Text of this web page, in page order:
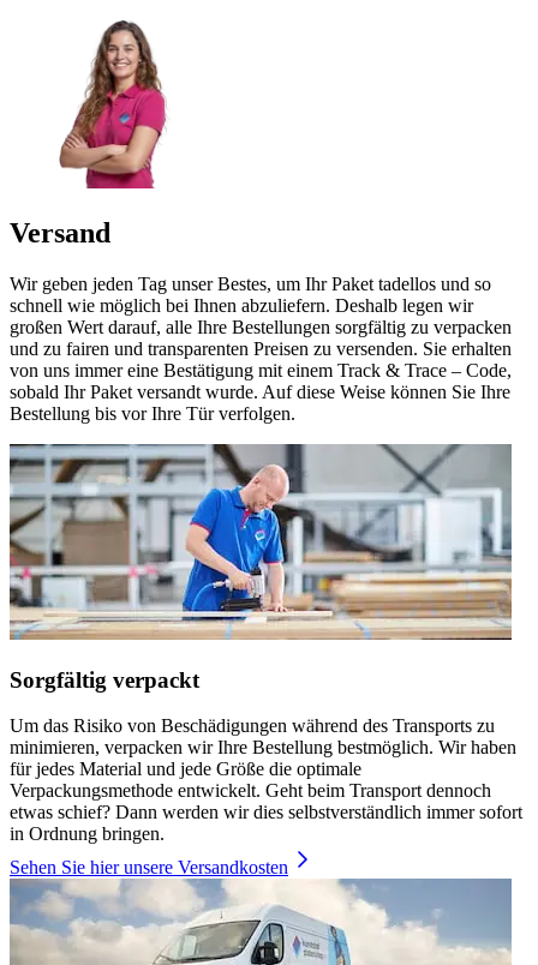
Versand
Wir geben jeden Tag unser Bestes, um Ihr Paket tadellos und so
schnell wie möglich bei Ihnen abzuliefern. Deshalb legen wir
großen Wert darauf, alle Ihre Bestellungen sorgfältig zu verpacken
und zu fairen und transparenten Preisen zu versenden. Sie erhalten
von uns immer eine Bestätigung mit einem Track & Trace – Code,
sobald Ihr Paket versandt wurde. Auf diese Weise können Sie Ihre
Bestellung bis vor Ihre Tür verfolgen.
Sorgfältig verpackt
Um das Risiko von Beschädigungen während des Transports zu
minimieren, verpacken wir Ihre Bestellung bestmöglich. Wir haben
für jedes Material und jede Größe die optimale
Verpackungsmethode entwickelt. Geht beim Transport dennoch
etwas schief? Dann werden wir dies selbstverständlich immer sofort
in Ordnung bringen.
Sehen Sie hier unsere Versandkosten